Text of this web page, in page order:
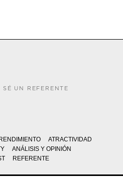
SÉ UN REFERENTE
ATRACTIVIDAD
ANÁLISIS Y OPINIÓN
REFERENTE